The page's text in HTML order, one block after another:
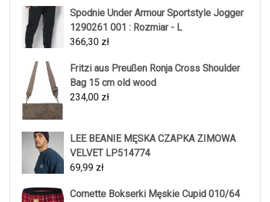
Spodnie Under Armour Sportstyle Jogger
1290261 001 : Rozmiar - L
366,30 zł
Fritzi aus Preußen Ronja Cross Shoulder
Bag 15 cm old wood
234,00 zł
LEE BEANIE MĘSKA CZAPKA ZIMOWA
VELVET LP514774
69,99 zł
Cornette Bokserki Męskie Cupid 010/64